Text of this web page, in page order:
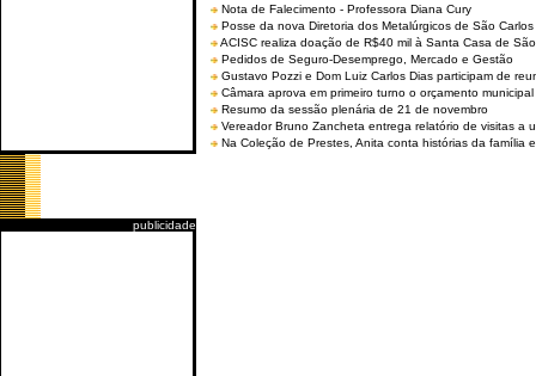
publicidade
Nota de Falecimento - Professora Diana Cury
Posse da nova Diretoria dos Metalúrgicos de São
ACISC realiza doação de R$40 mil à Santa Casa de
Pedidos de Seguro-Desemprego, Mercado e Gestão
Gustavo Pozzi e Dom Luiz Carlos Dias participam de
Câmara aprova em primeiro turno o orçamento
Resumo da sessão plenária de 21 de novembro
Vereador Bruno Zancheta entrega relatório de visitas a
Na Coleção de Prestes, Anita conta histórias da família